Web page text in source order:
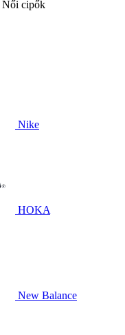
Női cipők
Nike
HOKA
New Balance